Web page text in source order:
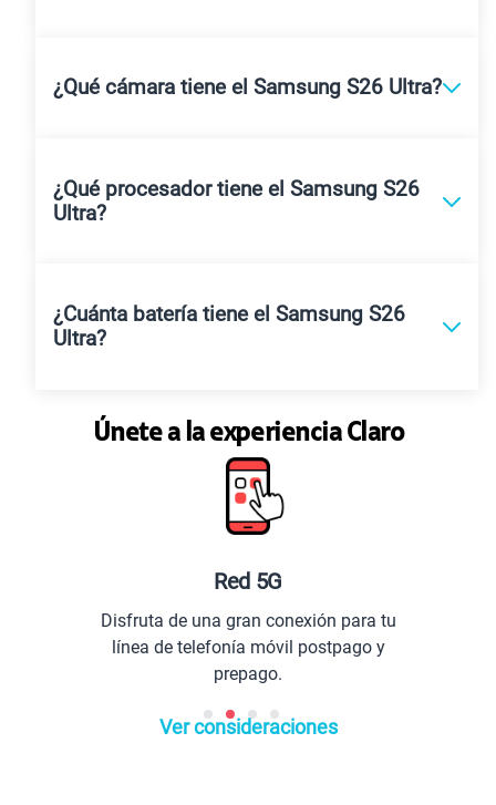
¿Qué cámara tiene el Samsung S26 Ultra?
¿Qué procesador tiene el Samsung S26
Ultra?
¿Cuánta batería tiene el Samsung S26
Ultra?
Únete a la experiencia Claro
Red 5G
Disfruta de una gran conexión para tu
línea de telefonía móvil postpago y
prepago.
Ver consideraciones